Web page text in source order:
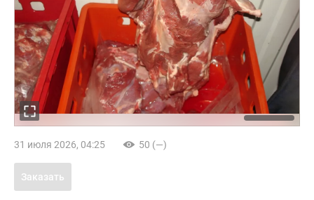
31 июля 2026, 04:25 50 (—)
Заказать